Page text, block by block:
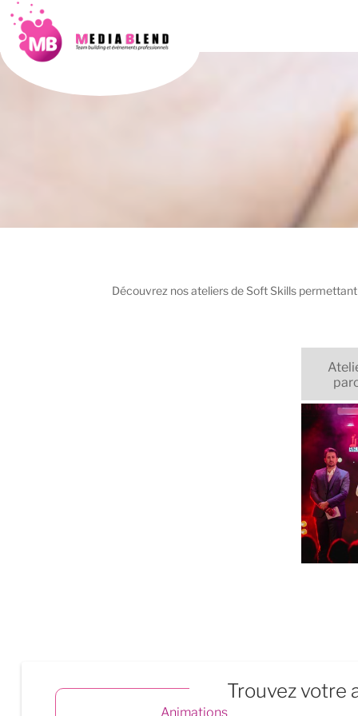
Aller
au
contenu
principal
Découvrez nos ateliers de Soft Skills
Trouvez votre
Animations